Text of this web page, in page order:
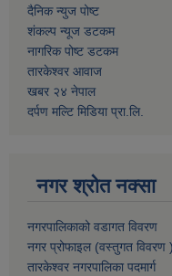
दैनिक न्युज पोष्ट
शंकल्प न्यूज डटकम
नागरिक पोष्ट डटकम
तारकेश्वर आवाज
खबर २४ नेपाल
दर्पण मल्टि मिडिया प्रा.लि.
नगर श्रोत नक्सा
नगरपालिकाको वडागत विवरण
नगर प्रोफाइल (वस्तुगत विवरण )
तारकेश्वर नगरपालिका पदमार्ग